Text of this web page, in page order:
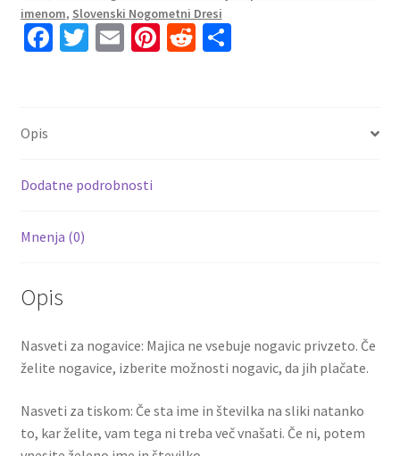
FIRMINO
24
količina
imenom, Slovenski Nogometni Dresi
Fa
k
T E Pi R S
Opis
Dodatne podrobnosti
Mnenja (0)
Opis
Nasveti za nogavice: Majica ne vsebuje nogavic privzeto. Če
želite nogavice, izberite možnosti nogavic, da jih plačate.
Nasveti za tiskom: Če sta ime in številka na sliki natanko
to, kar želite, vam tega ni treba več vnašati. Če ni, potem